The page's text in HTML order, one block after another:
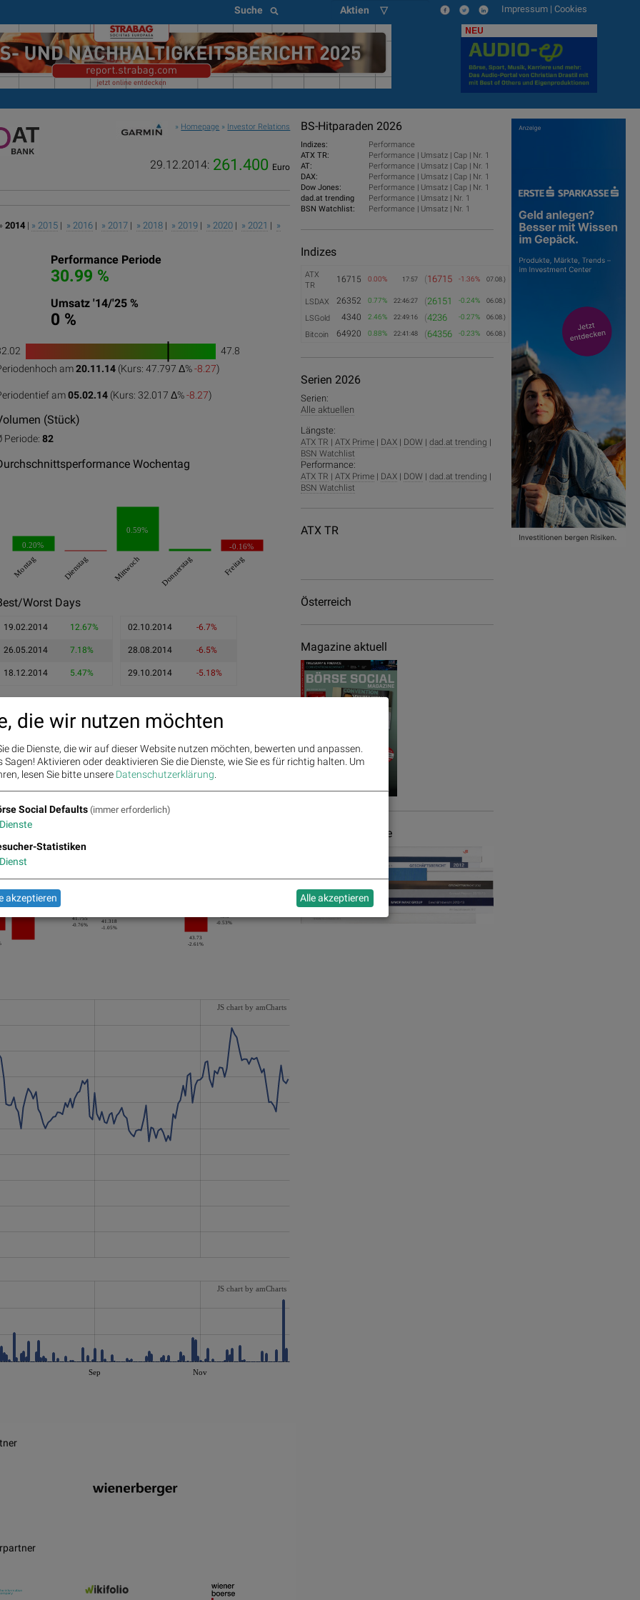
Suche Aktien ▽ Impressum | Cookies
NEU
» Homepage » Investor Relations
29.12.2014: 261.400 Euro
2014 | » 2015 | » 2016 | » 2017 | » 2018 | » 2019 | » 2020 | » 2021 | »
Performance Periode
30.99 %
Umsatz '14/'25 %
0 %
1
50 100
47.8
am20.11.14 (Kurs: 47.797 Δ%-8.27)
am05.02.14 (Kurs: 32.017 Δ%-8.27)
(Stück)
Periode:82
Wochentag
0.20%
0.59%
-0.16%
Montag Dienstag Mittwoch Donnerstag Freitag
Worst Days
19.02.2014 12.67%
26.05.2014 7.18%
18.12.2014 5.47%
02.10.2014 -6.7%
28.08.2014 -6.5%
29.10.2014 -5.18%
0.09%
41.755
-0.76%
41.318
-1.05%
43.73
-2.61%
43.5
-0.53%
JS chart by amCharts
Sep Nov
JS chart by amCharts
BS-Hitparaden 2026
Indizes:
Performance
ATX TR:
Performance | Umsatz |Cap | Nr. 1
AT:
Performance | Umsatz |Cap | Nr. 1
DAX:
Performance | Umsatz |Cap | Nr. 1
Dow Jones:
Performance | Umsatz |Cap | Nr. 1
dad.at trending
Performance | Umsatz | Nr. 1
BSN Watchlist:
Performance | Umsatz | Nr. 1
Indizes
ATX
TR
16715 0.00% 17:57 (16715 -1.36% 07.08.)
LSDAX 26352 0.77% 22:46:27 (26151 -0.24% 06.08.)
LSGold 4340 2.46% 22:49:16 (4236 -0.27% 06.08.)
Bitcoin 64920 0.88% 22:41:48 (64356 -0.23% 06.08.)
Serien 2026
Serien:
Alle aktuellen
Längste:
ATX TR |ATX Prime | DAX | DOW |dad.at trending |
BSN Watchlist
Performance:
ATX TR |ATX Prime | DAX | DOW |dad.at trending |
BSN Watchlist
ATX TR
Österreich
Magazine aktuell
Geschäftsberichte
die wir nutzen möchten
die Dienste, die wir auf dieser Website nutzen möchten, bewerten und anpassen.
Sagen! Aktivieren oder deaktivieren Sie die Dienste, wie Sie es für richtig halten. Um
lesen Sie bitte unsere Datenschutzerklärung
Social Defaults (immer erforderlich)
Dienste
Statistiken
Dienst
akzeptieren Alle akzeptieren